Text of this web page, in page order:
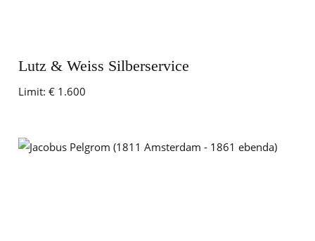
Lutz & Weiss Silberservice
Limit: € 1.600